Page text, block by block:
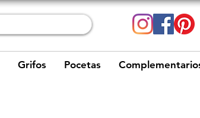
Grifos Pocetas